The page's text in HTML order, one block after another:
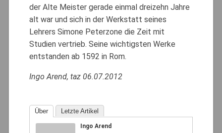
der Alte Meister gerade einmal dreizehn Jahre
alt war und sich in der Werkstatt seines
Lehrers Simone Peterzone die Zeit mit
Studien vertrieb. Seine wichtigsten Werke
entstanden ab 1592 in Rom.
Ingo Arend, taz 06.07.2012
Über Letzte Artikel
Ingo Arend